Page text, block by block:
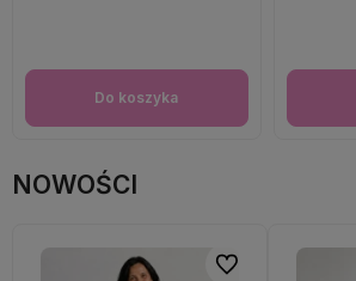
Do koszyka
NOWOŚCI
Do ulubionych